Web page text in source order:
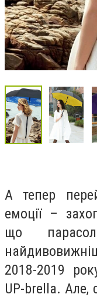
А тепер
емоції –
що
2018-2019
UP-brella. Але,